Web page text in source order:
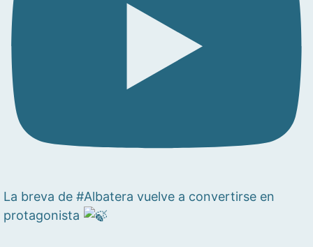
La breva de #Albatera vuelve a convertirse en
protagonista